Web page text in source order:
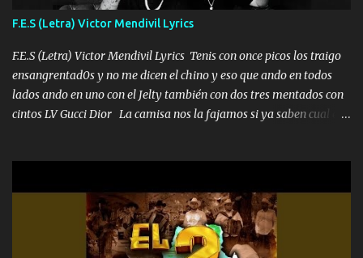
yo tengo el control a todos yo les paro el dedo soy hocicon un
malcriado un malandrón Que Les importa no saben nada falsas
las risas las que me miran hay gente corriente no quieren ve...
F.E.S (Letra) Victor Mendivil Lyrics
F.E.S (Letra) Victor Mendivil Lyrics Tenis con once picos los traigo
ensangrentad0s y no me dicen el chino y eso que ando en todos
lados ando en uno con el Jelty también con dos tres mentados con
cintos LV Gucci Dior La camisa nos la fajamos si ya saben cual es
estándares 110 mil records de pistas no me falta mucho para
verme en las revistas Ya pasé Italia Japón Madrid Milán y también
Francia ropa de 100.000 bolas Louis vuitton es mi fragancia
repleta de presidentes la bolsa estoy en mi pic si no se han dado